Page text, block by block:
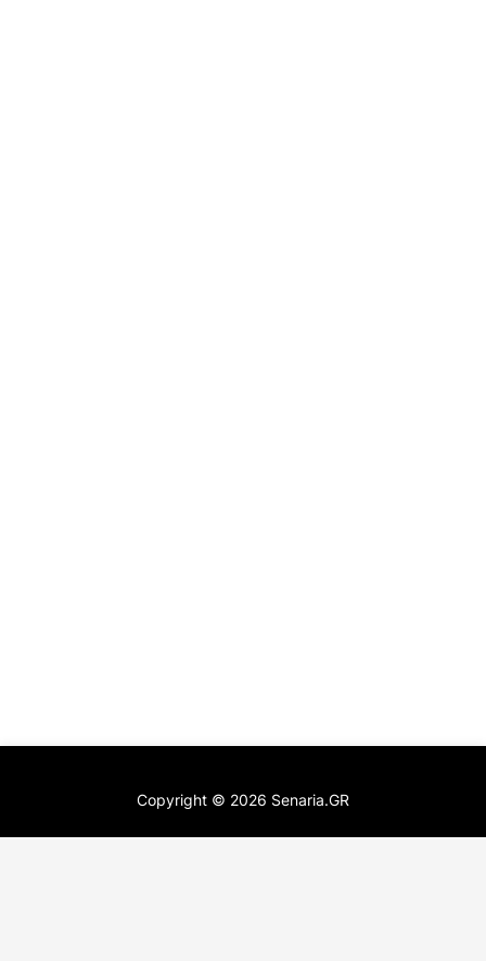
Copyright © 2026 Senaria.GR